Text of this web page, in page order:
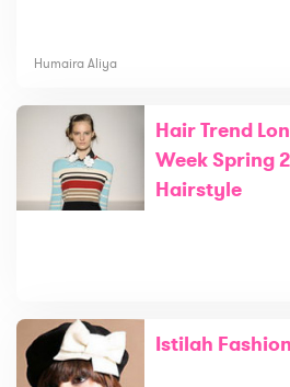
Humaira Aliya
Hair Trend
Week Spring
Hairstyle
Istilah